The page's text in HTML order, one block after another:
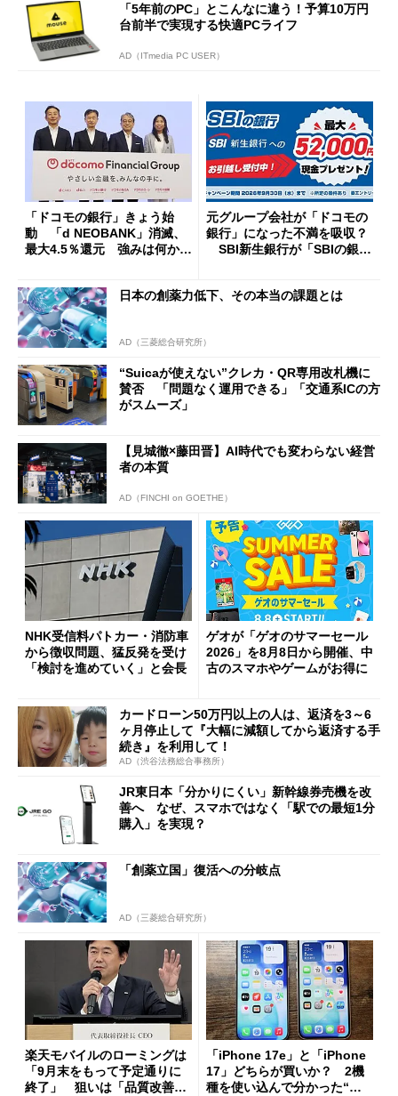
「5年前のPC」とこんなに違う！予算10万円
台前半で実現する快適PCライフ
AD（ITmedia PC USER）
「ドコモの銀行」きょう始
動 「d NEOBANK」消滅、
最大4.5％還元 強みは何か解
元グループ会社が「ドコモの
銀行」になった不満を吸収？
SBI新生銀行が「SBIの銀
開催
日本の創薬力低下、その本当の課題とは
AD（三菱総合研究所）
“Suicaが使えない”クレカ・QR専用改札機に
賛否 「問題なく運用できる」「交通系ICの方
がスムーズ」
【見城徹×藤田晋】AI時代でも変わらない経営
者の本質
AD（FINCHI on GOETHE）
NHK受信料パトカー・消防車
から徴収問題、猛反発を受け
「検討を進めていく」と会長
ゲオが「ゲオのサマーセール
2026」を8月8日から開催、中
古のスマホやゲームがお得に
カードローン50万円以上の人は、返済を3～6
ヶ月停止して『大幅に減額してから返済する手
続き』を利用して！
AD（渋谷法務総合事務所）
JR東日本「分かりにくい」新幹線券売機を改
善へ なぜ、スマホではなく「駅での最短1分
購入」を実現？
「創薬立国」復活への分岐点
AD（三菱総合研究所）
楽天モバイルのローミングは
「9月末をもって予定通りに
終了」 狙いは「品質改善」
「iPhone 17e」と「iPhone
17」どちらが買いか？ 2機
種を使い込んで分かった“ス